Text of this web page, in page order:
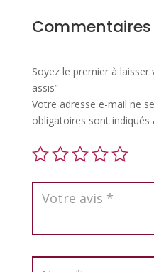
Commentaires
Soyez le premier à laisser
assis”
Votre adresse e-mail ne
obligatoires sont indiqués